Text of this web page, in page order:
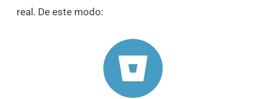
real. De este modo: